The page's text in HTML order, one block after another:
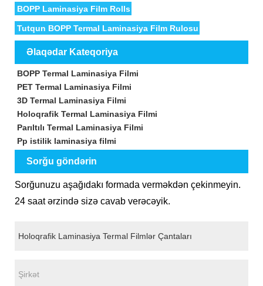
BOPP Laminasiya Film Rolls
Tutqun BOPP Termal Laminasiya Film Rulosu
Əlaqədar Kateqoriya
BOPP Termal Laminasiya Filmi
PET Termal Laminasiya Filmi
3D Termal Laminasiya Filmi
Holoqrafik Termal Laminasiya Filmi
Parıltılı Termal Laminasiya Filmi
Pp istilik laminasiya filmi
Sorğu göndərin
Sorğunuzu aşağıdakı formada verməkdən çekinmeyin.
24 saat ərzində sizə cavab verəcəyik.